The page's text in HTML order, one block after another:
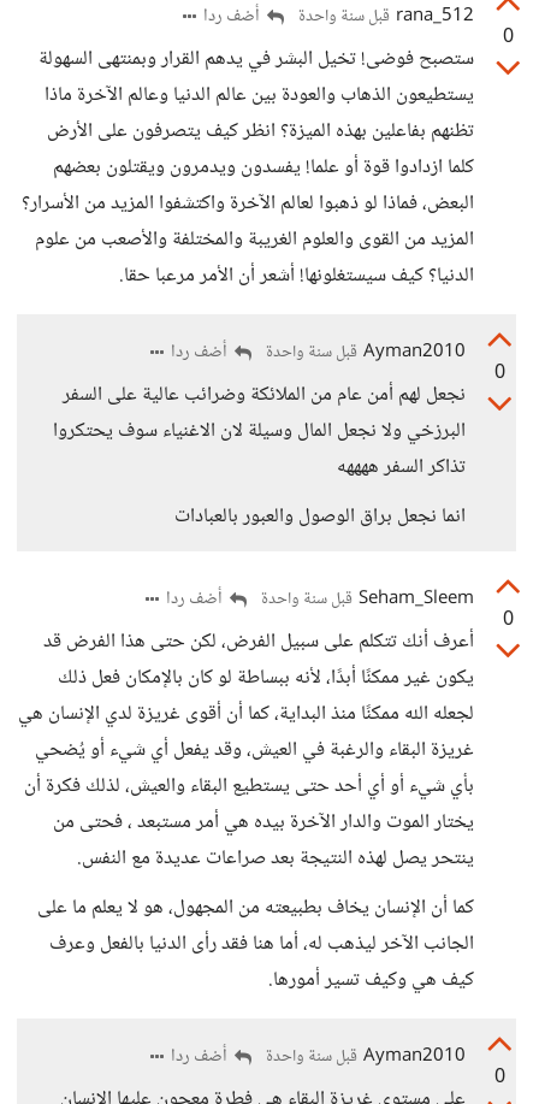
0
rana_512 قبل سنة واحدة أضف ردا
ستصبح فوضى! تخيل البشر في يدهم القرار وبمنتهى السهولة
يستطيعون الذهاب والعودة بين عالم الدنيا وعالم الآخرة ماذا
تظنهم بفاعلين بهذه الميزة؟ انظر كيف يتصرفون على الأرض
كلما ازدادوا قوة أو علما! يفسدون ويدمرون ويقتلون بعضهم
البعض، فماذا لو ذهبوا لعالم الآخرة واكتشفوا المزيد من الأسرار؟
المزيد من القوى والعلوم الغريبة والمختلفة والأصعب من علوم
الدنيا؟ كيف سيستغلونها! أشعر أن الأمر مرعبا حقا.
0
Ayman2010 قبل سنة واحدة أضف ردا
نجعل لهم أمن عام من الملائكة وضرائب عالية على السفر
البرزخي ولا نجعل المال وسيلة لان الاغنياء سوف يحتكروا
تذاكر السفر ههههه
انما نجعل براق الوصول والعبور بالعبادات
0
Seham_Sleem قبل سنة واحدة أضف ردا
أعرف أنك تتكلم على سبيل الفرض، لكن حتى هذا الفرض قد
يكون غير ممكنًا أبدًا، لأنه ببساطة لو كان بالإمكان فعل ذلك
لجعله الله ممكنًا منذ البداية، كما أن أقوى غريزة لدي الإنسان هي
غريزة البقاء والرغبة في العيش، وقد يفعل أي شيء أو يُضحي
بأي شيء أو أي أحد حتى يستطيع البقاء والعيش، لذلك فكرة أن
يختار الموت والدار الآخرة بيده هي أمر مستبعد ، فحتى من
ينتحر يصل لهذه النتيجة بعد صراعات عديدة مع النفس.
كما أن الإنسان يخاف بطبيعته من المجهول، هو لا يعلم ما على
الجانب الآخر ليذهب له، أما هنا فقد رأى الدنيا بالفعل وعرف
كيف هي وكيف تسير أمورها.
0
Ayman2010 قبل سنة واحدة أضف ردا